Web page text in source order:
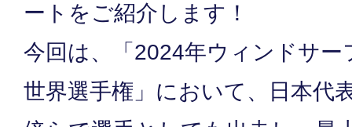
ートをご紹介します！
今回は、「2024年ウィンドサ
世界選手権」において、日本代